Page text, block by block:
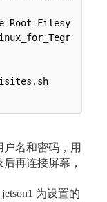
Root-Filesy
名和密码，用
再连接屏幕，
为设置的